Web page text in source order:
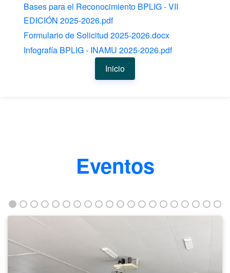
Bases para el Reconocimiento BPLIG - VII
EDICIÓN 2025-2026.pdf
Formulario de Solicitud 2025-2026.docx
Infografía BPLIG - INAMU 2025-2026.pdf
Inicio
Eventos
fortalece
empleabilidad